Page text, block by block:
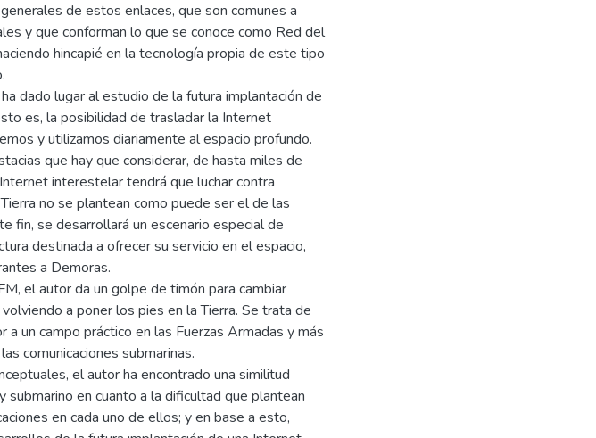
de estos enlaces, que son comunes a
y que conforman lo que se conoce como Red del
hincapié en la tecnología propia de este tipo
dado lugar al estudio de la futura implantación de
es, la posibilidad de trasladar la Internet
y utilizamos diariamente al espacio profundo.
que hay que considerar, de hasta miles de
interestelar tendrá que luchar contra
no se plantean como puede ser el de las
fin, se desarrollará un escenario especial de
destinada a ofrecer su servicio en el espacio,
a Demoras.
el autor da un golpe de timón para cambiar
a poner los pies en la Tierra. Se trata de
a un campo práctico en las Fuerzas Armadas y más
comunicaciones submarinas.
el autor ha encontrado una similitud
submarino en cuanto a la dificultad que plantean
en cada uno de ellos; y en base a esto,